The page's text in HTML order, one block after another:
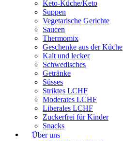
Keto-Küche/Keto
Suppen
Vegetarische Gerichte
Saucen
Thermomix
Geschenke aus der Küche
Kalt und lecker
Schwedisches
Getränke
Süsses
Striktes LCHF
Moderates LCHF
Liberales LCHF
Zuckerfrei für Kinder
Snacks
Über uns